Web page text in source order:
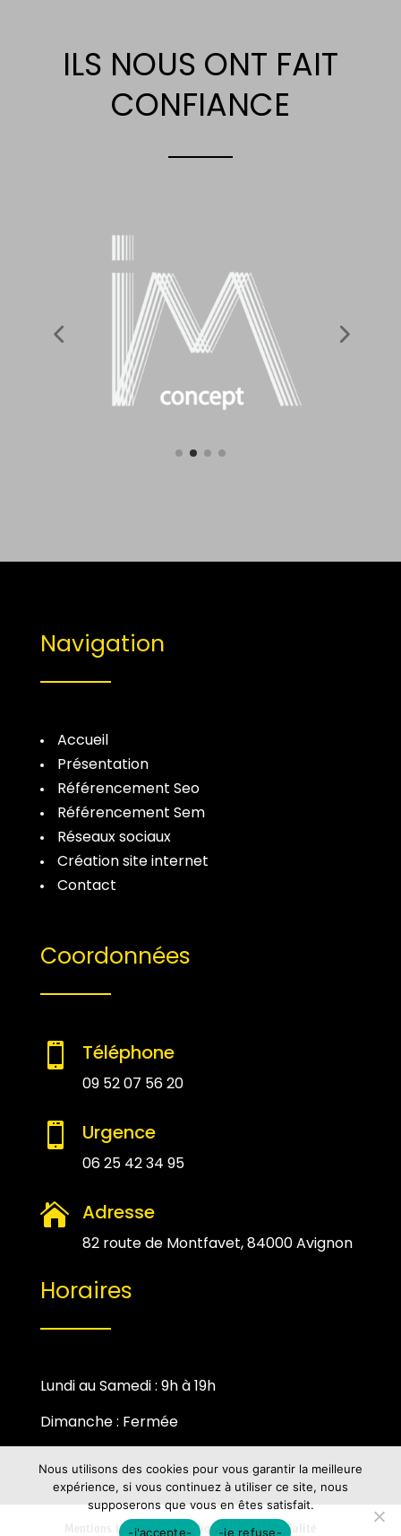
ILS NOUS ONT FAIT
CONFIANCE
Navigation
Accueil
Présentation
Référencement Seo
Référencement Sem
Réseaux sociaux
Création site internet
Contact
Coordonnées
 Téléphone
09 52 07 56 20
 Urgence
06 25 42 34 95
 Adresse
82 route de Montfavet, 84000 Avignon
Horaires
Lundi au Samedi : 9h à 19h
Dimanche : Fermée
Mentions Légales Politique de Confidentialité
Nous utilisons des cookies pour vous garantir la meilleure
expérience, si vous continuez à utiliser ce site, nous
supposerons que vous en êtes satisfait.
-j'accepte-
-je refuse-